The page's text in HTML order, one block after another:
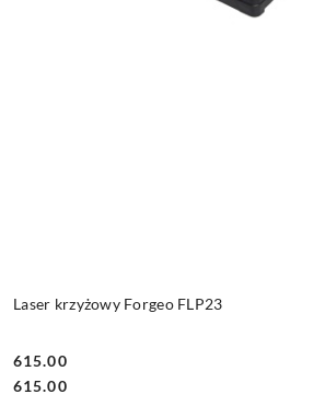
Laser krzyżowy Forgeo FLP23
Cena:
615.00
Cena:
615.00